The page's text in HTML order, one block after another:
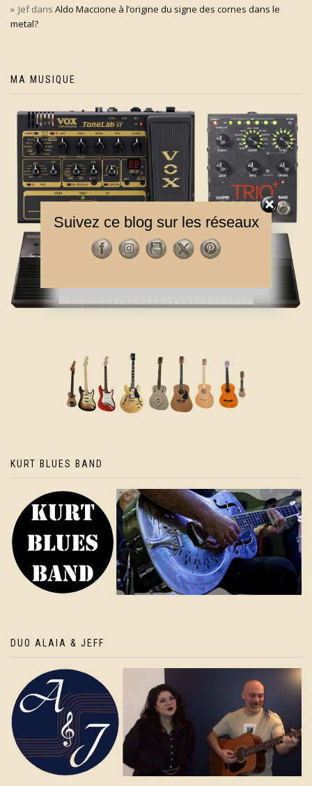
Jefdans Aldo Maccione à l’origine du signe des cornes dans le
metal?
MA MUSIQUE
KURT BLUES BAND
DUO ALAIA & JEFF
Suivez ce blog sur les réseaux